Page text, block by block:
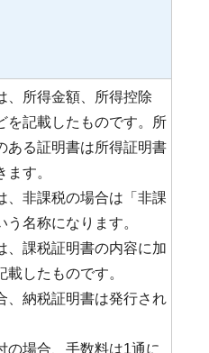
、所得金額、所得控除
を記載したものです。所
ある証明書は所得証明書
ます。
、非課税の場合は「非課
う名称になります。
、課税証明書の内容に加
載したものです。
、納税証明書は発行され
の場合、手数料は1通に